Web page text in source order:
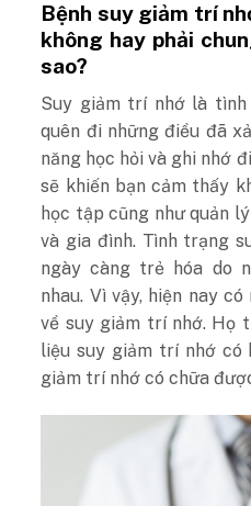
Bệnh suy giảm trí
không hay phải
sao?
Suy giảm trí nhớ là
quên đi những điều đã
năng học hỏi và ghi nhớ
sẽ khiến bạn cảm thấy
học tập cũng như quản
và gia đình. Tình trạng
ngày càng trẻ hóa do
nhau. Vì vậy, hiện nay
về suy giảm trí nhớ. Họ
liệu suy giảm trí nhớ có
giảm trí nhớ có chữa